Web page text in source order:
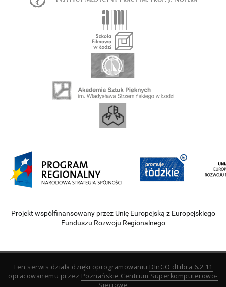
Projekt współfinansowany przez Unię Europejską z Europejskiego
Funduszu Rozwoju Regionalnego
Ten serwis działa dzięki oprogramowaniu DInGO dLibra 6.2.11
opracowanemu przez Poznańskie Centrum Superkomputerowo-
Sieciowe